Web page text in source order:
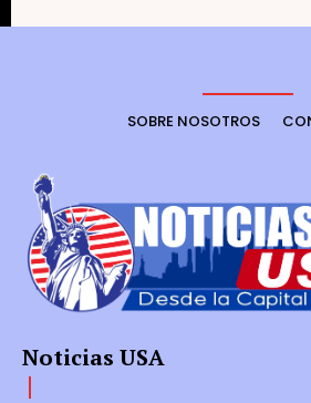
SOBRE NOSOTROS
Noticias USA